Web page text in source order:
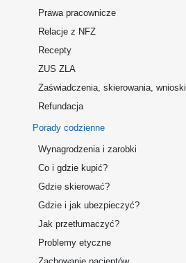
Prawa pracownicze
Relacje z NFZ
Recepty
ZUS ZLA
Zaświadczenia, skierowania, wnioski
Refundacja
Porady codzienne
Wynagrodzenia i zarobki
Co i gdzie kupić?
Gdzie skierować?
Gdzie i jak ubezpieczyć?
Jak przetłumaczyć?
Problemy etyczne